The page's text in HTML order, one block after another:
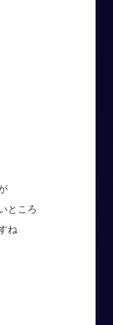
ところ
ね